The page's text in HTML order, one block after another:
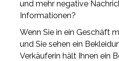
und mehr negative
Informationen?
Wenn Sie in ein Geschäft
und Sie sehen ein
Verkäuferin hält Ihnen ein